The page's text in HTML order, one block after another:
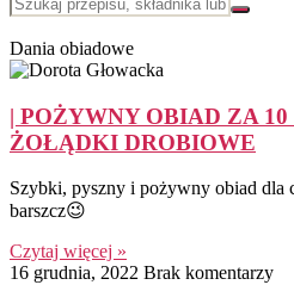
Dania obiadowe
| POŻYWNY OBIAD ZA
ŻOŁĄDKI DROBIOWE
Szybki, pyszny i pożywny obiad dla
barszcz😉
Czytaj więcej »
16 grudnia, 2022 Brak komentarzy